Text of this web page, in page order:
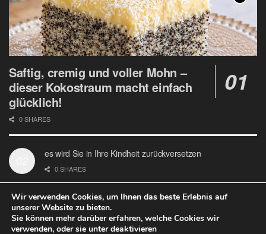
Saftig, cremig und voller Mohn –
dieser Kokostraum macht einfach
glücklich!
0 SHARES
es wird Sie in Ihre Kindheit zurückversetzen
0 SHARES
Wir verwenden Cookies, um Ihnen das beste Erlebnis auf
unserer Website zu bieten.
Sie können mehr darüber erfahren, welche Cookies wir
verwenden, oder sie unter deaktivieren